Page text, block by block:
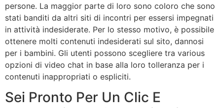
persone. La maggior parte di loro sono coloro che sono
stati banditi da altri siti di incontri per essersi impegnati
in attività indesiderate. Per lo stesso motivo, è possibile
ottenere molti contenuti indesiderati sul sito, dannosi
per i bambini. Gli utenti possono scegliere tra various
opzioni di video chat in base alla loro tolleranza per i
contenuti inappropriati o espliciti.
Sei Pronto Per Un Clic E